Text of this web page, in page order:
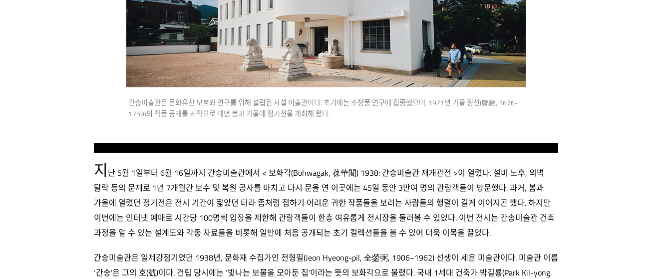
간송미술관은 문화유산 보호와 연구를 위해 설립된 사설 미술관이다. 초기에는 소장품 연구에 집중했으며, 1971년 가을 정선(鄭敾, 1676-
1759)의 작품 공개를 시작으로 매년 봄과 가을에 정기전을 개최해 왔다.
지 난 5월 1일부터 6월 16일까지 간송미술관에서 < 보화각(Bohwagak, 葆華閣) 1938: 간송미술관 재개관전 >이 열렸다. 설비 노후, 외벽
탈락 등의 문제로 1년 7개월간 보수 및 복원 공사를 마치고 다시 문을 연 이곳에는 45일 동안 3만여 명의 관람객들이 방문했다. 과거, 봄과
가을에 열렸던 정기전은 전시 기간이 짧았던 터라 좀처럼 접하기 어려운 귀한 작품들을 보려는 사람들의 행렬이 길게 이어지곤 했다. 하지만
이번에는 인터넷 예매로 시간당 100명씩 입장을 제한해 관람객들이 한층 여유롭게 전시장을 둘러볼 수 있었다. 이번 전시는 간송미술관 건축
과정을 알 수 있는 설계도와 각종 자료들을 비롯해 일반에 처음 공개되는 초기 컬렉션들을 볼 수 있어 더욱 이목을 끌었다.
간송미술관은 일제강점기였던 1938년, 문화재 수집가인 전형필(Jeon Hyeong-pil, 全鎣弼, 1906~1962) 선생이 세운 미술관이다. 미술관 이름
‘간송’은 그의 호(號)이다. 건립 당시에는 ‘빛나는 보물을 모아둔 집’이라는 뜻의 보화각으로 불렸다. 국내 1세대 건축가 박길룡(Park Kil-yong,